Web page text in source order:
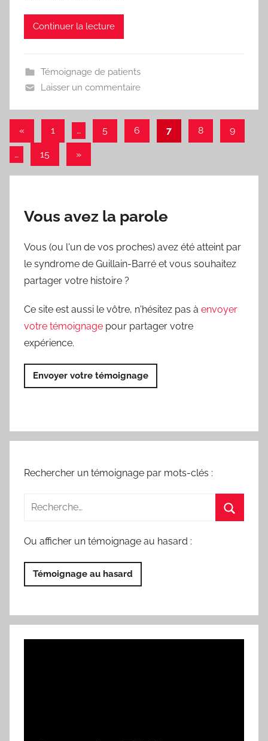
Continuer la lecture
Témoignage de patients
Laisser un commentaire
Navigation
des
articles
«Articles1 … 5 6 7 8 9
… 15
Articles
»
Vous avez la parole
Vous (ou l'un de vos proches) avez été atteint par
le syndrome de Guillain-Barré et vous souhaitez
partager votre histoire ?
Ce site est aussi le vôtre, n'hésitez pas à envoyer
votre témoignage pour partager votre
expérience.
Envoyer votre témoignage
Rechercher un témoignage par mots-clés :
Ou afficher un témoignage au hasard :
Témoignage au hasard